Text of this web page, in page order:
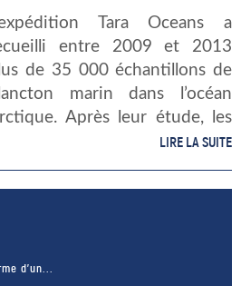
Tara Oceans a
entre 2009 et 2013
de 35 000 échantillons de
marin dans l’océan
Après leur étude, les
ont constaté qu’il
de virus. Ils en ont
[…]
LIRE LA SUITE
d’un...